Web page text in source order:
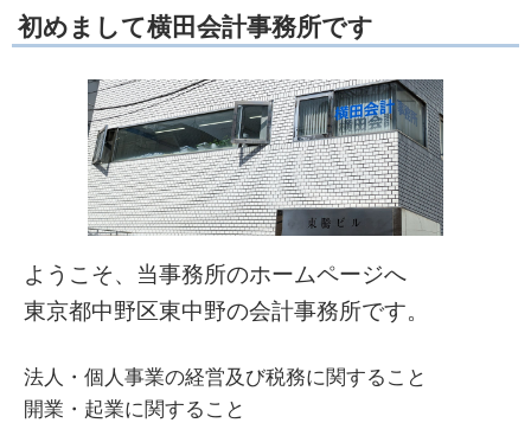
初めまして横田会計事務所です
ようこそ、当事務所のホームページへ
東京都中野区東中野の会計事務所です。
法人・個人事業の経営及び税務に関すること
開業・起業に関すること